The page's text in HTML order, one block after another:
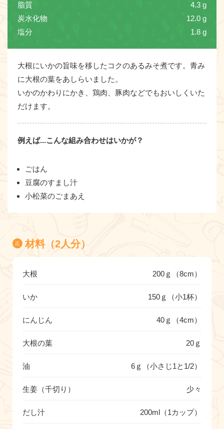
脂質
4.3 g
炭水化物
12.0 g
塩分
1.8 g
大根にいかの旨味を移したコクのあるみそ煮です。青み
に大根の葉をあしらいました。
いかのかわりにかき、鶏肉、豚肉などでもおいしくいた
だけます。
例えば...こんな組み合わせはいかが？
ごはん
豆腐のすまし汁
小松菜のごまあえ
材料（2人分）
大根 200ｇ（8cm）
いか 150ｇ（小1杯）
にんじん 40ｇ（4cm）
大根の葉 20ｇ
油 6ｇ（小さじ1と1/2）
生姜（千切り） 少々
だし汁 200ml（1カップ）